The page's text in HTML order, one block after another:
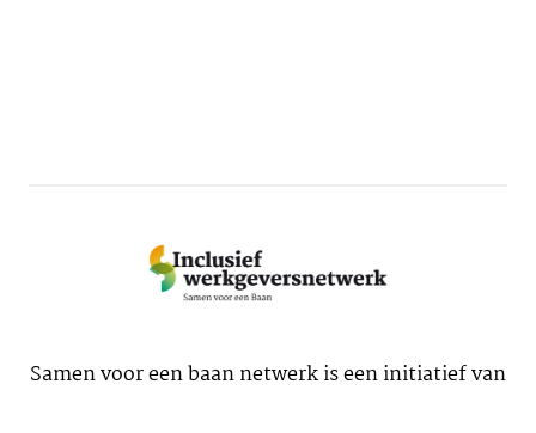
Samen voor een baan netwerk is een initiatief van